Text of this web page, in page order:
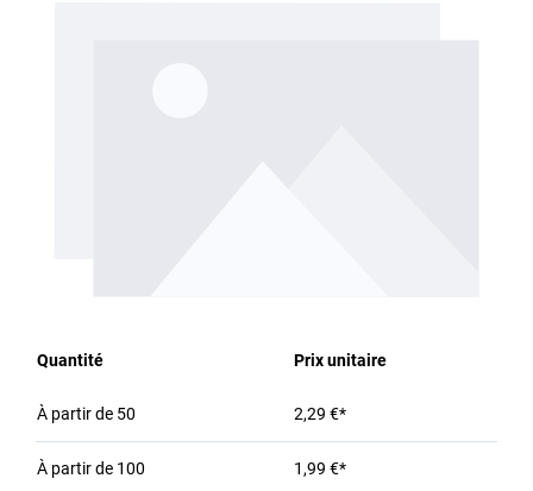
Quantité Prix unitaire
À partir de 50 2,29 €*
À partir de 100 1,99 €*